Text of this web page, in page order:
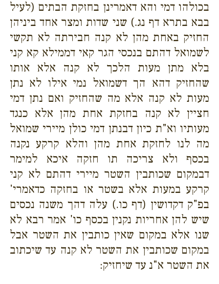
בכולהו דמי והא דאמרינן בחזקת הבתים (לעיל
בבא בתרא דף נג.) שני שדות ומצר אחד ביניהן
החזיק באחת מהן לא קנה חבירתה לא תקשי
לשמואל דהתם בנכסי הגר קאי דממילא קא קני
בלא מתן מעות הלכך לא קנה אלא אותו
שהחזיק דהא הך דשמואל נמי אילו לא נתן
מעות לא קנה אלא מה שהחזיק ואם נתן דמי
חציין לא קנה בחזקת אחת מהן אלא כנגד
מעותיו וא"ת כיון דבנתן דמי כולן מיירי שמואל
מה לנו לחזקת אחת מהן והלא קרקע נקנה
בכסף ולא צריכה תו חזקה איכא למימר
דבמקום שכותבין השטר מיירי דהתם לא קני
קרקע במעות אלא בשטר או בחזקה כדאמרי'
בפ"ק דקדושין (דף כו.) עלה דהך משנה נכסים
שיש להן אחריות נקנין בכסף כו' אמר רבא לא
שנו אלא במקום שאין כותבין את השטר אבל
במקום שכותבין את השטר לא קנה עד שיכתוב
את השטר א"נ עד שיחזיק: